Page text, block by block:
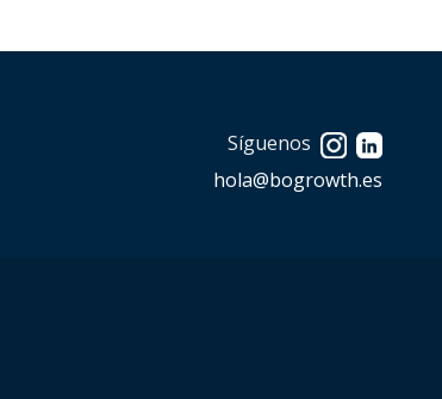
Síguenos
hola@bogrowth.es